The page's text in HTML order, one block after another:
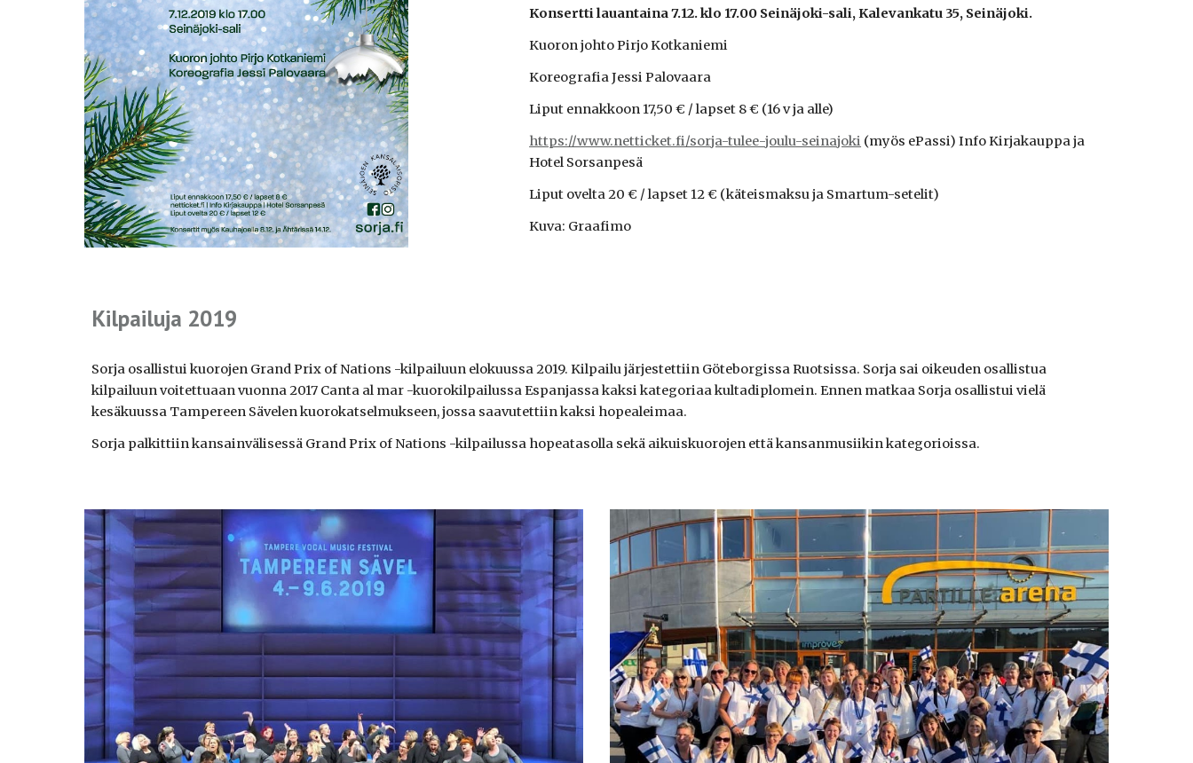
Konsertti lauantaina 7.12. klo 17.00 Seinäjoki-sali, Kalevankatu 35, Seinäjoki.
Kuoron johto Pirjo Kotkaniemi
Koreografia Jessi Palovaara
Liput ennakkoon 17,50 € / lapset 8 € (16 v ja alle)
https://www.netticket.fi/sorja-tulee-joulu-seinajoki (myös ePassi) Info Kirjakauppa ja
Hotel Sorsanpesä
Liput ovelta 20 € / lapset 12 € (käteismaksu ja Smartum-setelit)
Kuva: Graafimo
Kilpailuja 2019
Sorja osallistui kuorojen Grand Prix of Nations -kilpailuun elokuussa 2019. Kilpailu järjestettiin Göteborgissa Ruotsissa. Sorja sai oikeuden osallistua
kilpailuun voitettuaan vuonna 2017 Canta al mar -kuorokilpailussa Espanjassa kaksi kategoriaa kultadiplomein. Ennen matkaa Sorja osallistui vielä
kesäkuussa Tampereen Sävelen kuorokatselmukseen, jossa saavutettiin kaksi hopealeimaa.
Sorja palkittiin kansainvälisessä Grand Prix of Nations -kilpailussa hopeatasolla sekä aikuiskuorojen että kansanmusiikin kategorioissa.